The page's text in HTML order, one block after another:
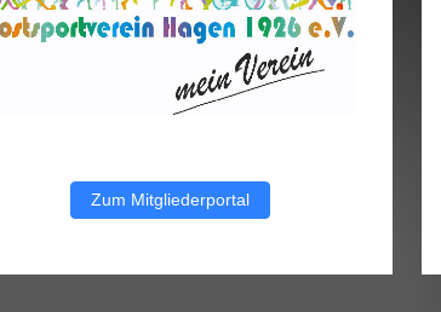
Zum Mitgliederportal